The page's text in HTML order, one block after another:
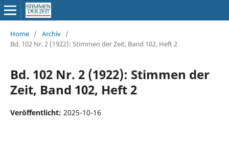
Home / Archiv /
Bd. 102 Nr. 2 (1922): Stimmen der Zeit, Band 102, Heft 2
Bd. 102 Nr. 2 (1922): Stimmen der
Zeit, Band 102, Heft 2
Veröffentlicht: 2025-10-16